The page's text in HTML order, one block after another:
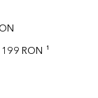
RON ¹